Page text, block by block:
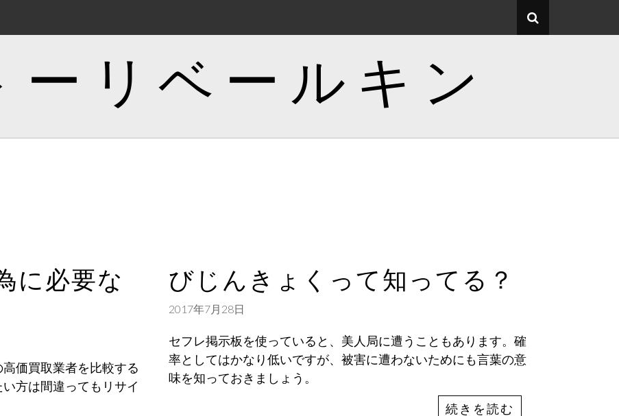
ーリベールキン
に必要な
価買取業者を比較する
方は間違ってもリサイ
びじんきょくって知ってる？
2017年7月28日
セフレ掲示板を使っていると、美人局に遭うこともあります。確
率としてはかなり低いですが、被害に遭わないためにも言葉の意
味を知っておきましょう。
続きを読む